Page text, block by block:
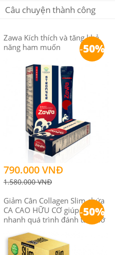
Câu chuyện thành công
Zawa Kích thích và tăng khả
năng ham muốn
790.000 VNĐ
1.580.000 VNĐ
-50%
Giảm Cân Collagen Slim chứa
CA CAO HỮU CƠ giúp đẩy
nhanh quá trình đánh tan mỡ
-50%